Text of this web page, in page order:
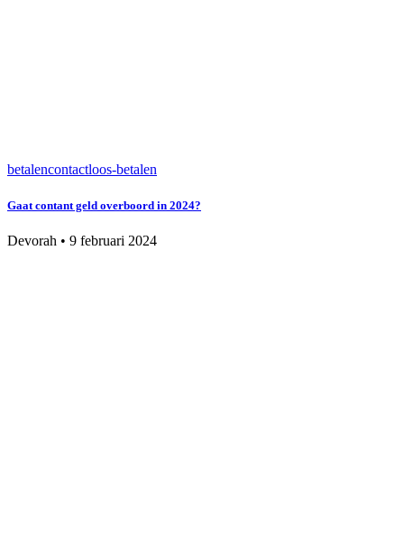
betalencontactloos-betalen
Gaat contant geld overboord in 2024?
Devorah • 9 februari 2024